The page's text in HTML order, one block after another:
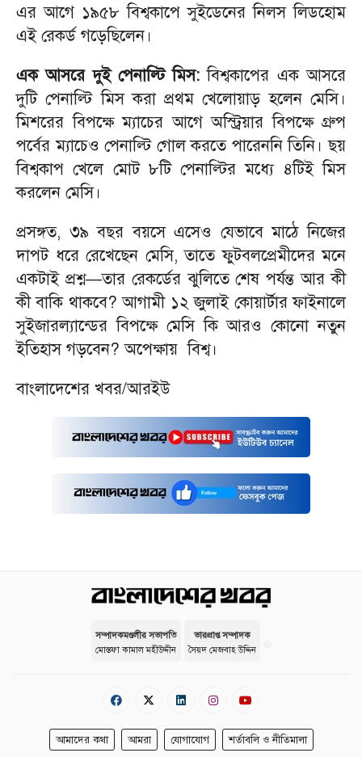
এর আগে ১৯৫৮ বিশ্বকাপে সুইডেনের নিলস লিডহোম
এই রেকর্ড গড়েছিলেন।
এক আসরে দুই পেনাল্টি মিস:বিশ্বকাপের এক আসরে
দুটি পেনাল্টি মিস করা প্রথম খেলোয়াড় হলেন মেসি।
মিশরের বিপক্ষে ম্যাচের আগে অস্ট্রিয়ার বিপক্ষে গ্রুপ
পর্বের ম্যাচেও পেনাল্টি গোল করতে পারেননি তিনি। ছয়
বিশ্বকাপ খেলে মোট ৮টি পেনাল্টির মধ্যে ৪টিই মিস
করলেন মেসি।
প্রসঙ্গত, ৩৯ বছর বয়সে এসেও যেভাবে মাঠে নিজের
দাপট ধরে রেখেছেন মেসি, তাতে ফুটবলপ্রেমীদের মনে
একটাই প্রশ্ন—তার রেকর্ডের ঝুলিতে শেষ পর্যন্ত আর কী
কী বাকি থাকবে? আগামী ১২ জুলাই কোয়ার্টার ফাইনালে
সুইজারল্যান্ডের বিপক্ষে মেসি কি আরও কোনো নতুন
ইতিহাস গড়বেন? অপেক্ষায় বিশ্ব।
বাংলাদেশের খবর/আরইউ
সম্পাদকমণ্ডলীর সভাপতি
মোস্তফা কামাল মহীউদ্দীন
ভারপ্রাপ্ত সম্পাদক
সৈয়দ মেজবাহ উদ্দিন
আমাদের কথা আমরা যোগাযোগ শর্তাবলি ও নীতিমালা